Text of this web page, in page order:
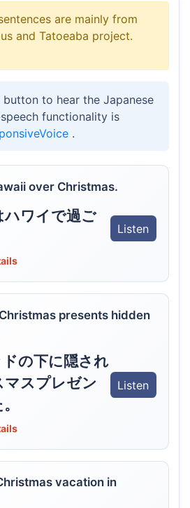
are mainly from
and Tatoeaba project.
button to hear the Japanese
functionality is
.
over Christmas.
ハワイで過ご
Listen
presents hidden
の下に隠され
スプレゼン
Listen
vacation in